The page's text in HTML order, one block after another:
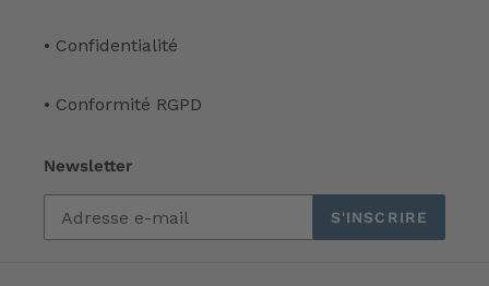
• Confidentialité
• Conformité RGPD
Newsletter
S'INSCRIRE